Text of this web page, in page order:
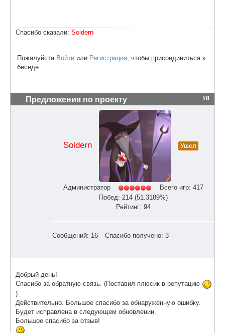
Спасибо сказали: Soldern
Пожалуйста Войти или Регистрация, чтобы присоединиться к
беседе.
Предложения по проекту #8
Soldern Ушел
Администратор
Всего игр: 417
Побед: 214 (51.3189%)
Рейтинг: 94
Сообщений: 16 Спасибо получено: 3
Добрый день!
Спасибо за обратную связь. (Поставил плюсик в репутацию
)
Действительно. Большое спасибо за обнаруженную ошибку.
Будет исправлена в следующем обновлении.
Большое спасибо за отзыв!